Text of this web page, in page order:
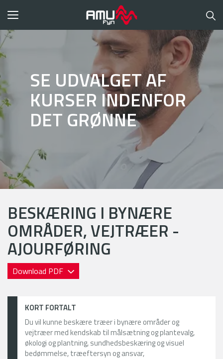
Toggle
SE UDVALGET AF
KURSER INDENFOR
DET GRØNNE
BESKÆRING I BYNÆRE
OMRÅDER, VEJTRÆER -
AJOURFØRING
Download PDF
KORT FORTALT
Du vil kunne beskære træer i bynære områder og
vejtræer med kendskab til målsætning og plantevalg,
økologi og plantning, sundhedsbeskæring og visuel
bedømmelse, træeftersyn og ansvar,